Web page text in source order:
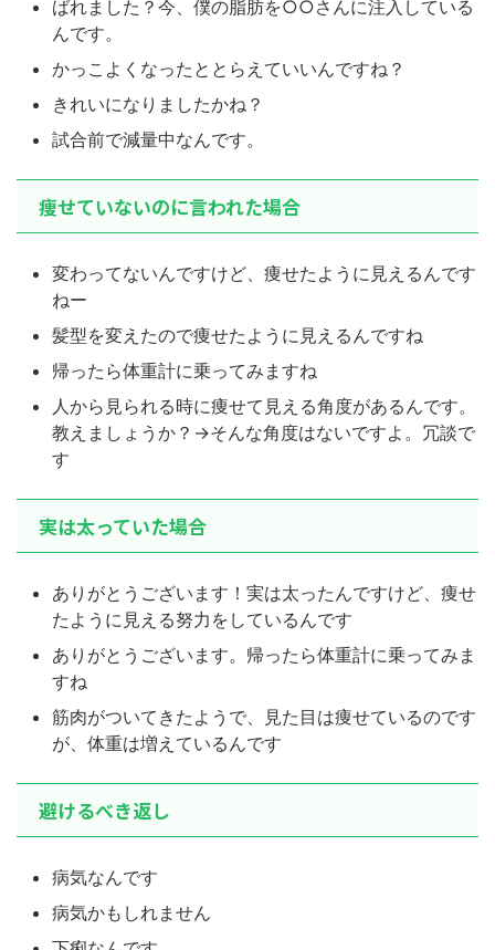
ばれました？今、僕の脂肪を○○さんに注入している
んです。
かっこよくなったととらえていいんですね？
きれいになりましたかね？
試合前で減量中なんです。
痩せていないのに言われた場合
変わってないんですけど、痩せたように見えるんです
ねー
髪型を変えたので痩せたように見えるんですね
帰ったら体重計に乗ってみますね
人から見られる時に痩せて見える角度があるんです。
教えましょうか？→そんな角度はないですよ。冗談で
す
実は太っていた場合
ありがとうございます！実は太ったんですけど、痩せ
たように見える努力をしているんです
ありがとうございます。帰ったら体重計に乗ってみま
すね
筋肉がついてきたようで、見た目は痩せているのです
が、体重は増えているんです
避けるべき返し
病気なんです
病気かもしれません